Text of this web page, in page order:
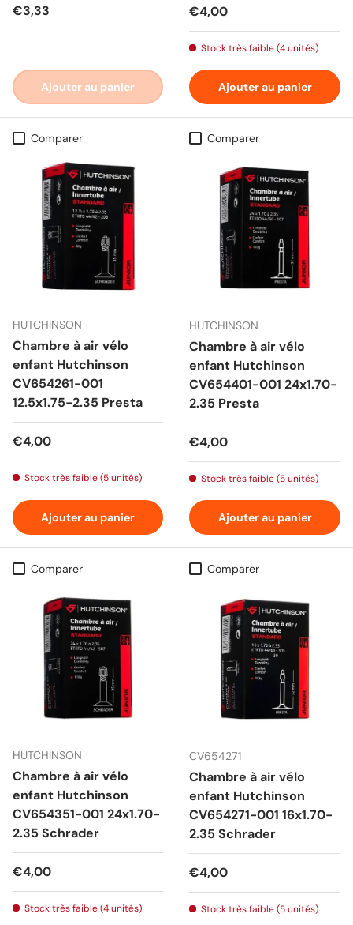
Prix habituel
€3,33
Ajouter au panier
Prix habituel
€4,00
Stock très faible (4 unités)
Ajouter au panier
Comparer
HUTCHINSON
Chambre à air vélo
enfant Hutchinson
CV654261-001
12.5x1.75-2.35 Presta
Prix habituel
€4,00
Stock très faible (5 unités)
Ajouter au panier
Comparer
HUTCHINSON
Chambre à air vélo
enfant Hutchinson
CV654401-001 24x1.70-
2.35 Presta
Prix habituel
€4,00
Stock très faible (5 unités)
Ajouter au panier
Comparer
HUTCHINSON
Chambre à air vélo
enfant Hutchinson
CV654351-001 24x1.70-
2.35 Schrader
Prix habituel
€4,00
Stock très faible (4 unités)
Comparer
CV654271
Chambre à air vélo
enfant Hutchinson
CV654271-001 16x1.70-
2.35 Schrader
Prix habituel
€4,00
Stock très faible (5 unités)